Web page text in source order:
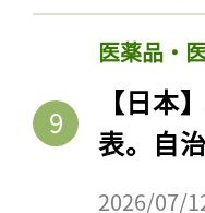
医薬品・
【日本
表。自
2026/07/